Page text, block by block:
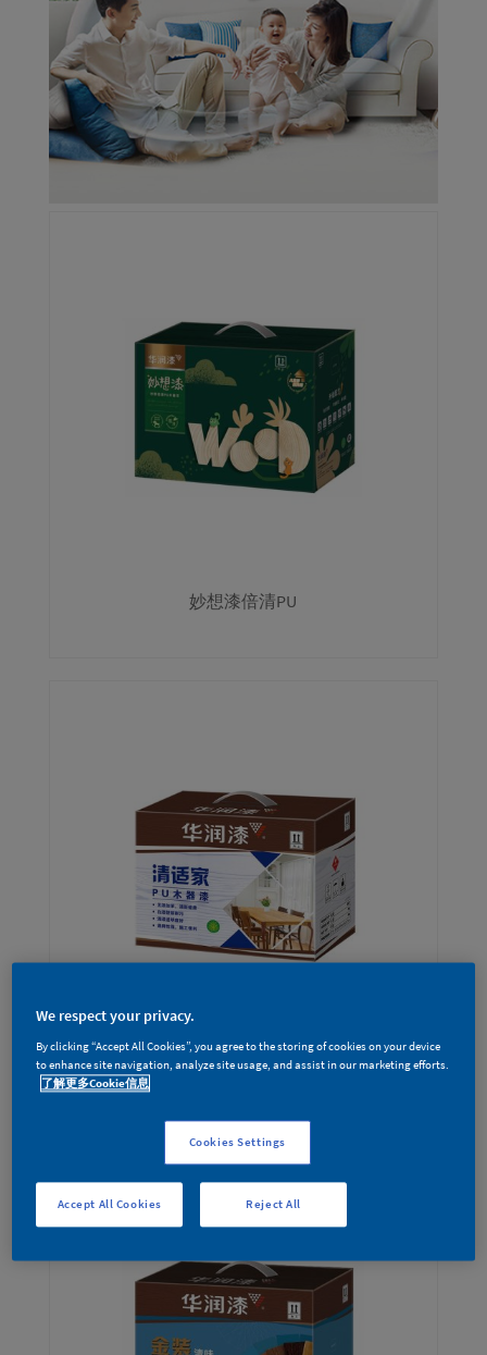
妙想漆倍清PU
清适家
We respect your privacy.
By clicking “Accept All Cookies”, you agree to the storing of cookies on your device
to enhance site navigation, analyze site usage, and assist in our marketing efforts.
了解更多Cookie信息
Cookies Settings
Reject All
Accept All Cookies